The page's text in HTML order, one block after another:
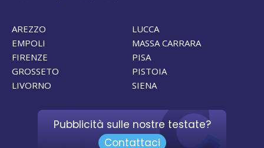
AREZZO
EMPOLI
FIRENZE
GROSSETO
LIVORNO
LUCCA
MASSA CARRARA
PISA
PISTOIA
SIENA
Pubblicità sulle nostre testate?
Contattaci